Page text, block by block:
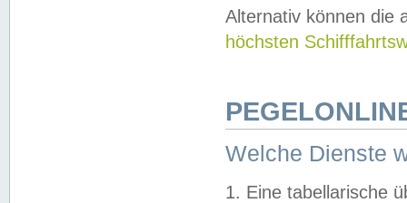
Alternativ können die
höchsten
Welche Dienste
1. Eine tabellarische